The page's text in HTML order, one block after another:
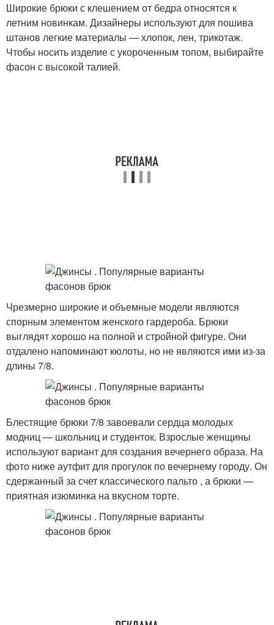
Широкие брюки с клешением от бедра относятся к
летним новинкам. Дизайнеры используют для пошива
штанов легкие материалы — хлопок, лен, трикотаж.
Чтобы носить изделие с укороченным топом, выбирайте
фасон с высокой талией.
Чрезмерно широкие и объемные модели являются
спорным элементом женского гардероба. Брюки
выглядят хорошо на полной и стройной фигуре. Они
отдалено напоминают кюлоты, но не являются ими из-за
длины 7/8.
Блестящие брюки 7/8 завоевали сердца молодых
модниц — школьниц и студенток. Взрослые женщины
используют вариант для создания вечернего образа. На
фото ниже аутфит для прогулок по вечернему городу. Он
сдержанный за счет классического пальто , а брюки —
приятная изюминка на вкусном торте.